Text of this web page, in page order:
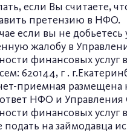
если Вы считаете,
претензию в НФО.
если вы не
жалобу в
финансовых услуг
620144, г .
приемная размещена
ответ НФО и
финансовых услуг
на займодавца